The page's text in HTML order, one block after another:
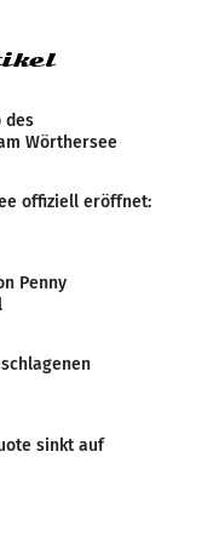
des
Wörthersee
offiziell eröffnet:
Penny
sinkt auf